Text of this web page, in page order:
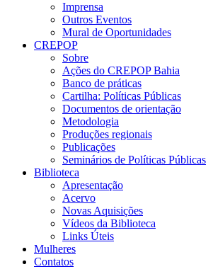
Imprensa
Outros Eventos
Mural de Oportunidades
CREPOP
Sobre
Ações do CREPOP Bahia
Banco de práticas
Cartilha: Políticas Públicas
Documentos de orientação
Metodologia
Produções regionais
Publicações
Seminários de Políticas Públicas
Biblioteca
Apresentação
Acervo
Novas Aquisições
Vídeos da Biblioteca
Links Úteis
Mulheres
Contatos